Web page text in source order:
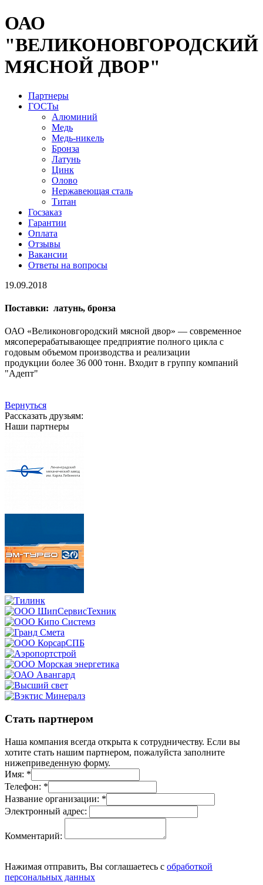
ОАО
"ВЕЛИКОНОВГОРОДСКИЙ
МЯСНОЙ ДВОР"
Партнеры
ГОСТы
Алюминий
Медь
Медь-никель
Бронза
Латунь
Цинк
Олово
Нержавеющая сталь
Титан
Госзаказ
Гарантии
Оплата
Отзывы
Вакансии
Ответы на вопросы
19.09.2018
Поставки: латунь, бронза
ОАО «Великоновгородский мясной двор» — современное
мясоперерабатывающее предприятие полного цикла с
годовым объемом производства и реализации
продукции более 36 000 тонн. Входит в группу компаний
"Адепт"
Вернуться
Рассказать друзьям:
Наши партнеры
Стать партнером
Наша компания всегда открыта к сотрудничеству. Если вы
хотите стать нашим партнером, пожалуйста заполните
нижеприведенную форму.
Имя: *
Телефон: *
Название организации: *
Электронный адрес:
Комментарий:
Нажимая отправить, Вы соглашаетесь с обработкой
персональных данных